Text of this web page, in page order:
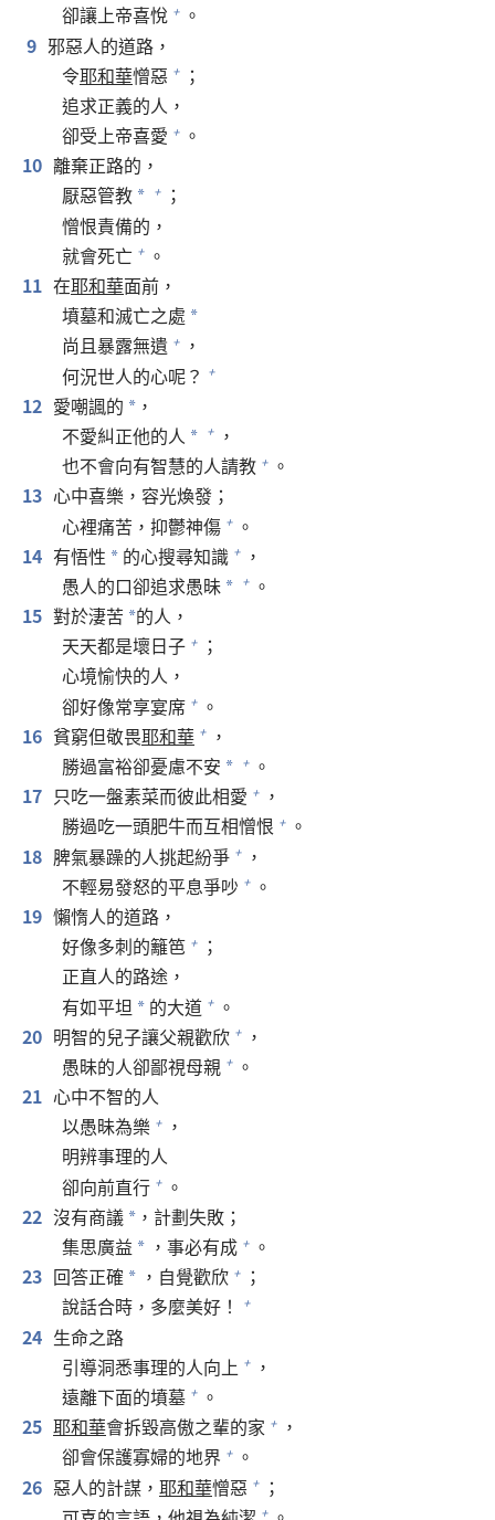
卻讓上帝喜悅 + 。
9 邪惡人的道路，
令耶和華憎惡 +
；
追求正義的人，
卻受上帝喜愛 + 。
10 離棄正路的，
厭惡管教 * +
；
憎恨責備的，
就會死亡 + 。
11 在耶和華面前，
墳墓和滅亡之處 *
尚且暴露無遺 +
，
何況世人的心呢？ +
12 愛嘲諷的 * ，
不愛糾正他的人 * +
，
也不會向有智慧的人請教 + 。
13 心中喜樂，容光煥發；
心裡痛苦，抑鬱神傷 + 。
14 有悟性 * 的心搜尋知識 +
，
愚人的口卻追求愚昧 * + 。
15 對於淒苦 *的人，
天天都是壞日子 +
；
心境愉快的人，
卻好像常享宴席 + 。
16 貧窮但敬畏耶和華 +
，
勝過富裕卻憂慮不安 * + 。
17 只吃一盤素菜而彼此相愛 +
，
勝過吃一頭肥牛而互相憎恨 + 。
18 脾氣暴躁的人挑起紛爭 +
，
不輕易發怒的平息爭吵 + 。
19 懶惰人的道路，
好像多刺的籬笆 +
；
正直人的路途，
有如平坦 * 的大道 + 。
20 明智的兒子讓父親歡欣 +
，
愚昧的人卻鄙視母親 + 。
21 心中不智的人
以愚昧為樂 +
，
明辨事理的人
卻向前直行 + 。
22 沒有商議 * ，計劃失敗；
集思廣益 * ，事必有成 + 。
23 回答正確 * ，自覺歡欣 +
；
說話合時，多麼美好！
+
24 生命之路
引導洞悉事理的人向上 +
，
遠離下面的墳墓 + 。
25 耶和華會拆毀高傲之輩的家 +
，
卻會保護寡婦的地界 + 。
26 惡人的計謀， 耶和華憎惡 +
；
+